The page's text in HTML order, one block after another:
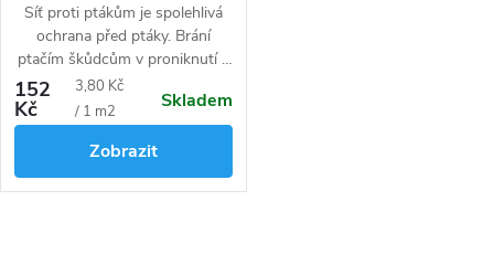
Síť proti ptákům je spolehlivá
ochrana před ptáky. Brání
ptačím škůdcům v proniknutí k
plodům
bez nebezpečí zranění.
152
Kč
Měrná
cena:
3,80 Kč
/ 1 m2
Skladem
Zobrazit